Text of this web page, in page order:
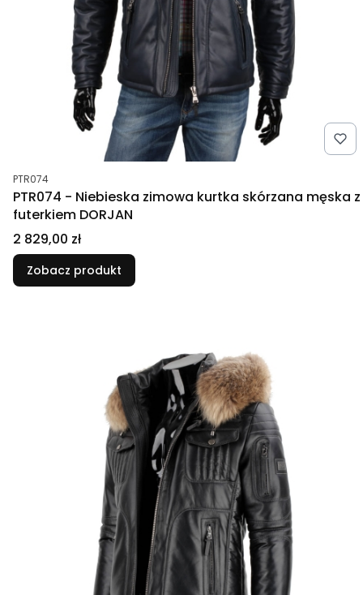
Kod produktu
PTR074
PTR074 - Niebieska zimowa kurtka skórzana męska z
futerkiem DORJAN
Cena
2 829,00 zł
Zobacz produkt